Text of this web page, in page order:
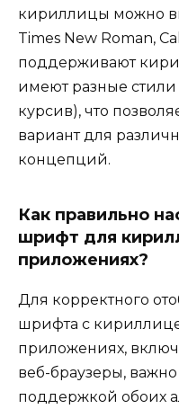
кириллицы можно
Times New Roman,
поддерживают
имеют разные
курсив), что
вариант для
концепций.
Как правильно
шрифт для
приложениях?
Для корректного
шрифта с
приложениях,
веб-браузеры,
поддержкой обоих